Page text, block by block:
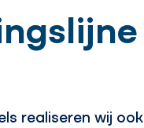
realiseren wij ook